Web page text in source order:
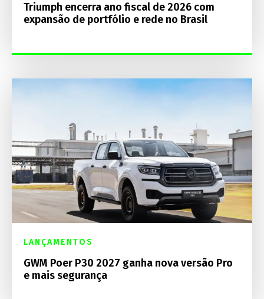
Triumph encerra ano fiscal de 2026 com
expansão de portfólio e rede no Brasil
LANÇAMENTOS
GWM Poer P30 2027 ganha nova versão Pro
e mais segurança